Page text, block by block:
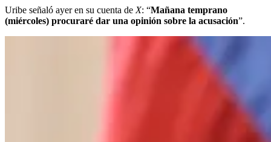
Uribe señaló ayer en su cuenta de X: “Mañana temprano
(miércoles) procuraré dar una opinión sobre la acusación”.